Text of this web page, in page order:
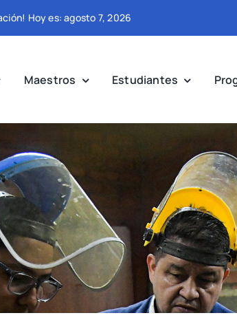
Hoy es: agosto 7, 2026
Maestros Estudiantes